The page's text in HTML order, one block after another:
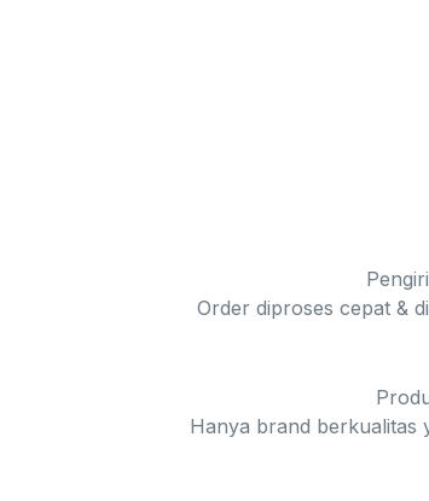
Order diproses cepat &
Hanya brand berkualitas